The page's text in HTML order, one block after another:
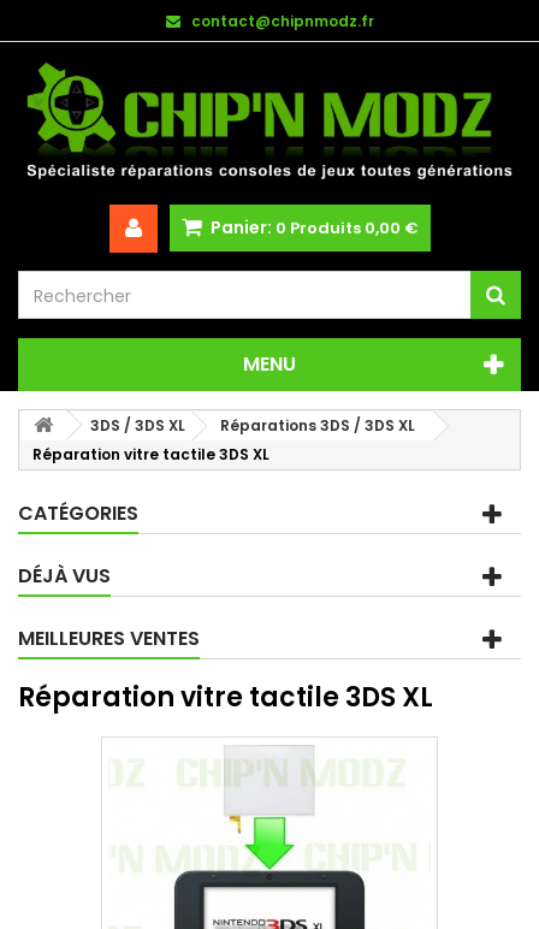
contact@chipnmodz.fr
Panier: 0 Produits 0,00 €
MENU
3DS / 3DS XL
Réparations 3DS / 3DS XL
Réparation vitre tactile 3DS XL
CATÉGORIES
DÉJÀ VUS
MEILLEURES VENTES
Réparation vitre tactile 3DS XL